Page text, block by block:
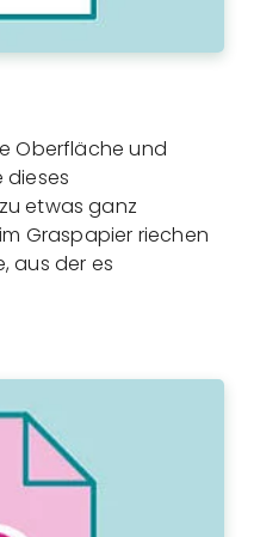
Oberfläche und
dieses
etwas ganz
Graspapier riechen
aus der es